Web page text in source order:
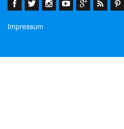
Impressum